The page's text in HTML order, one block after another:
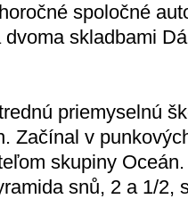
spoločné
skladbami
priemyselnú
Začínal v
skupiny
snů, 2 a 1/2,